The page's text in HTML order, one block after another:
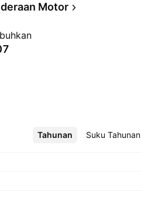
Motor
Tahunan Suku Tahunan
Lebih